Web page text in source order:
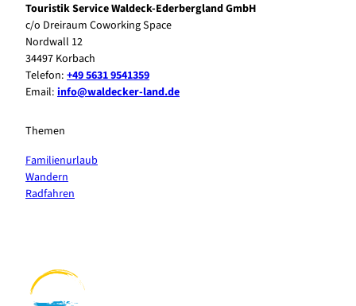
Touristik Service Waldeck-Ederbergland GmbH
c/o Dreiraum Coworking Space
Nordwall 12
34497 Korbach
Telefon: +49 5631 9541359
Email: info@waldecker-land.de
Themen
Familienurlaub
Wandern
Radfahren
b
n
t
r
t
u
b